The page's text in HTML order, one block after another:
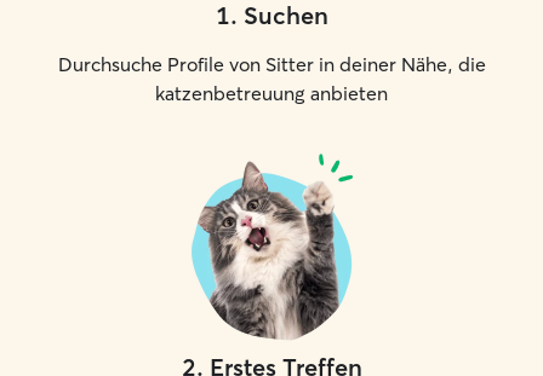
1. Suchen
Durchsuche Profile von Sitter in deiner Nähe, die
katzenbetreuung anbieten
2. Erstes Treffen